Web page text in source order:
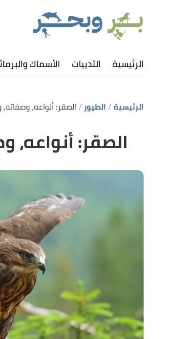
الرئيسية الثدييات الأسماك
الرئيسية الطيور الصقر: أنواعه، وصفاته،
الصقر: أنواعه،